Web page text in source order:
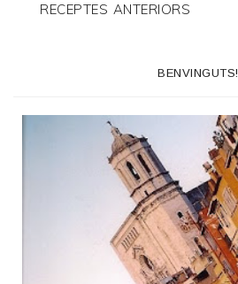
RECEPTES ANTERIORS
BENVINGUTS!